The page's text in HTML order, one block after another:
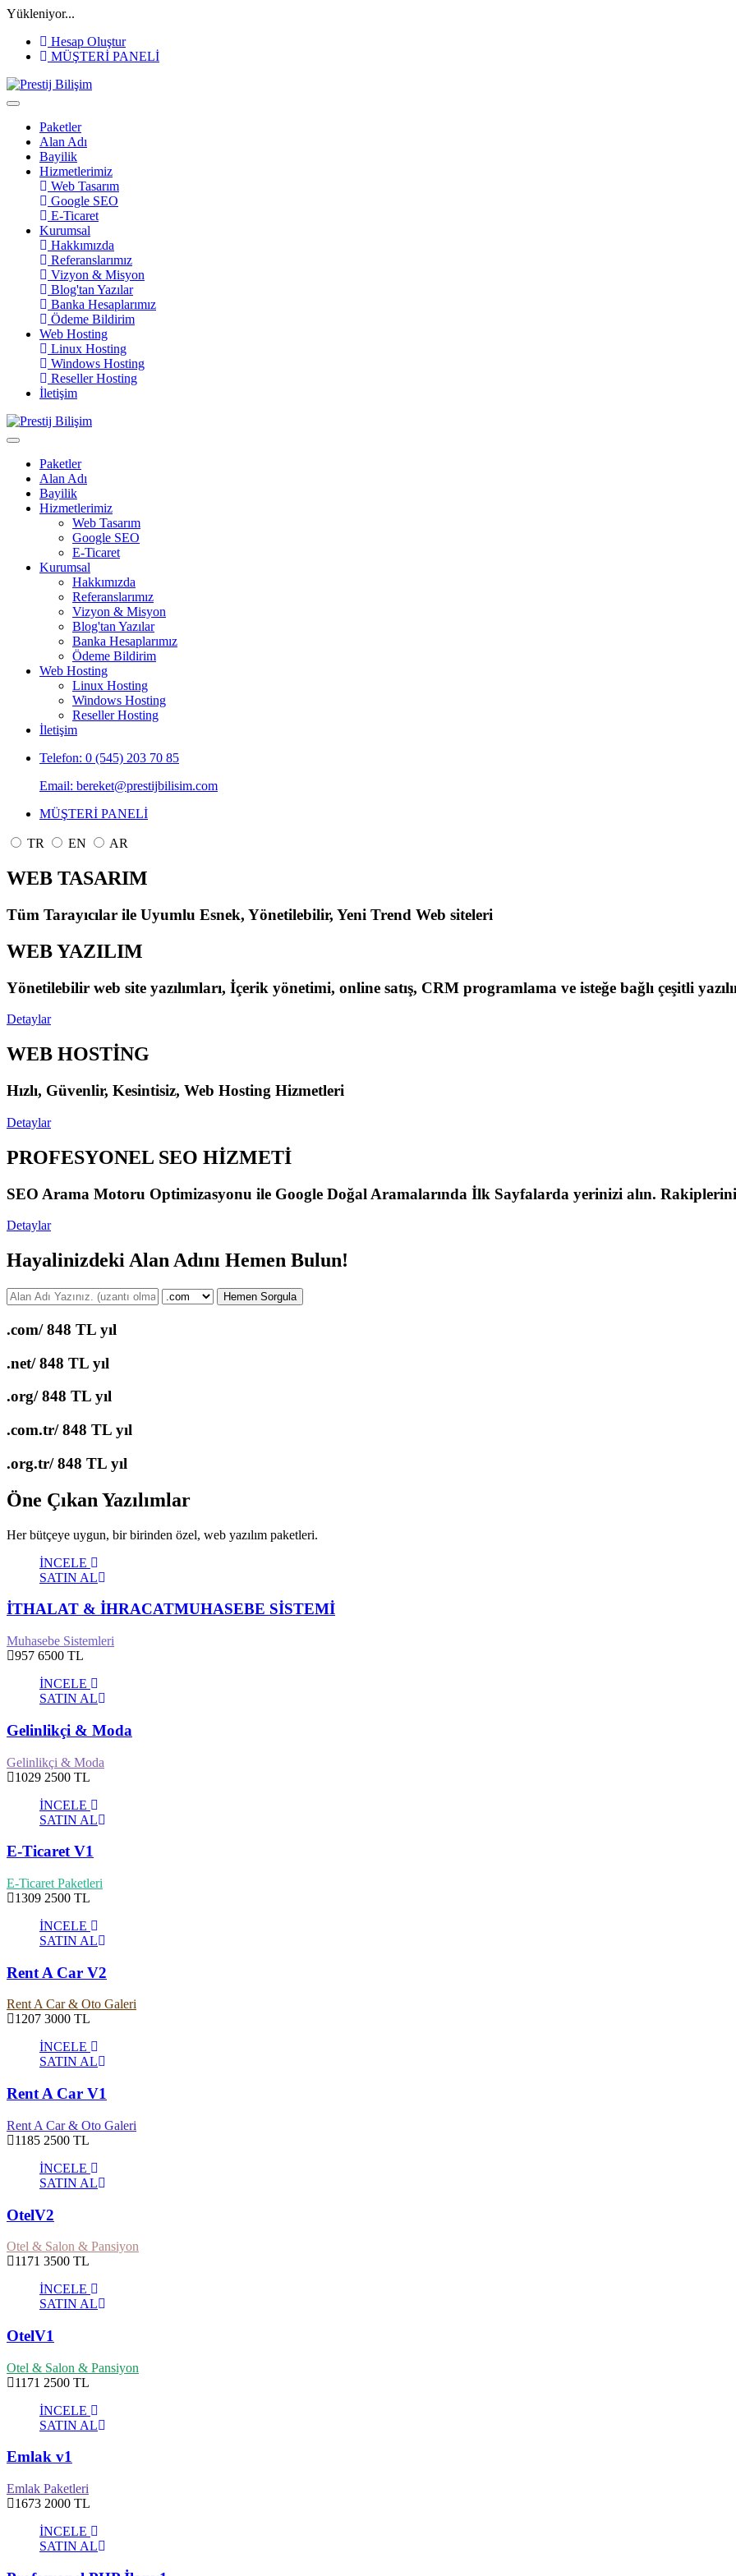
Yükleniyor...
Hesap Oluştur
MÜŞTERİ PANELİ
Paketler
Alan Adı
Bayilik
Hizmetlerimiz
Web Tasarım
Google SEO
E-Ticaret
Kurumsal
Hakkımızda
Referanslarımız
Vizyon & Misyon
Blog'tan Yazılar
Banka Hesaplarımız
Ödeme Bildirim
Web Hosting
Linux Hosting
Windows Hosting
Reseller Hosting
İletişim
Paketler
Alan Adı
Bayilik
Hizmetlerimiz
Web Tasarım
Google SEO
E-Ticaret
Kurumsal
Hakkımızda
Referanslarımız
Vizyon & Misyon
Blog'tan Yazılar
Banka Hesaplarımız
Ödeme Bildirim
Web Hosting
Linux Hosting
Windows Hosting
Reseller Hosting
İletişim
Telefon: 0 (545) 203 70 85
Email: bereket@prestijbilisim.com
MÜŞTERİ PANELİ
TR EN AR
WEB TASARIM
Tüm Tarayıcılar ile Uyumlu Esnek, Yönetilebilir, Yeni Trend Web siteleri
WEB YAZILIM
Yönetilebilir web site yazılımları, İçerik yönetimi, online satış, CRM programlama ve isteğe bağlı çeşitli
Detaylar
WEB HOSTİNG
Hızlı, Güvenlir, Kesintisiz, Web Hosting Hizmetleri
Detaylar
PROFESYONEL SEO HİZMETİ
SEO Arama Motoru Optimizasyonu ile Google Doğal Aramalarında İlk Sayfalarda yerinizi alın.
Detaylar
Hayalinizdeki Alan Adını Hemen Bulun!
Hemen Sorgula
.com/848 TL yıl
.net/848 TL yıl
.org/848 TL yıl
.com.tr/848 TL yıl
.org.tr/848 TL yıl
Öne Çıkan Yazılımlar
Her bütçeye uygun, bir birinden özel, web yazılım paketleri.
İNCELE
SATIN AL
İTHALAT & İHRACATMUHASEBE SİSTEMİ
Muhasebe Sistemleri
957 6500 TL
İNCELE
SATIN AL
Gelinlikçi & Moda
Gelinlikçi & Moda
1029 2500 TL
İNCELE
SATIN AL
E-Ticaret V1
E-Ticaret Paketleri
1309 2500 TL
İNCELE
SATIN AL
Rent A Car V2
Rent A Car & Oto Galeri
1207 3000 TL
İNCELE
SATIN AL
Rent A Car V1
Rent A Car & Oto Galeri
1185 2500 TL
İNCELE
SATIN AL
OtelV2
Otel & Salon & Pansiyon
1171 3500 TL
İNCELE
SATIN AL
OtelV1
Otel & Salon & Pansiyon
1171 2500 TL
İNCELE
SATIN AL
Emlak v1
Emlak Paketleri
1673 2000 TL
İNCELE
SATIN AL